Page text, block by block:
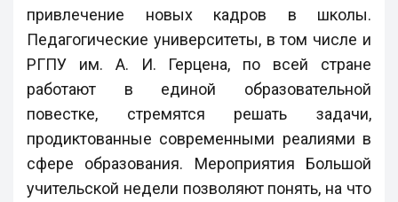
привлечение новых кадров в школы.
Педагогические университеты, в том числе и
РГПУ им. А. И. Герцена, по всей стране
работают в единой образовательной
повестке, стремятся решать задачи,
продиктованные современными реалиями в
сфере образования. Мероприятия Большой
учительской недели позволяют понять, на что